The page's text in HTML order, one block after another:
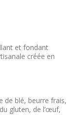
et fondant
créée en
de blé, beurre frais,
gluten, de l’œuf,